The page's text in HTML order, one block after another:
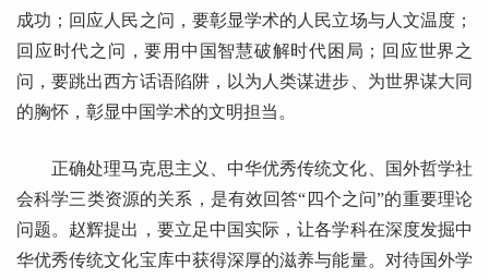
成功；回应人民之问，要彰显学术的人民立场与人文温度；
回应时代之问，要用中国智慧破解时代困局；回应世界之
问，要跳出西方话语陷阱，以为人类谋进步、为世界谋大同
的胸怀，彰显中国学术的文明担当。
正确处理马克思主义、中华优秀传统文化、国外哲学社
会科学三类资源的关系，是有效回答“四个之问”的重要理论
问题。赵辉提出，要立足中国实际，让各学科在深度发掘中
华优秀传统文化宝库中获得深厚的滋养与能量。对待国外学